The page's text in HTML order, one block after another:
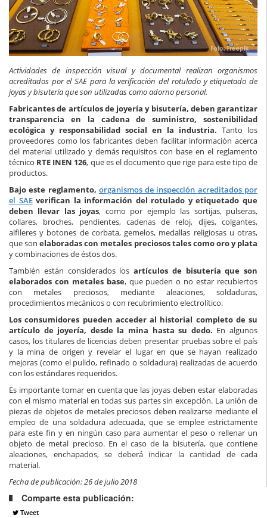
Actividades de inspección visual y documental realizan organismos
acreditados por el SAE para la verificación del rotulado y etiquetado de
joyas y bisutería que son utilizadas como adorno personal.
Fabricantes de artículos de joyería y bisutería, deben garantizar
transparencia en la cadena de suministro, sostenibilidad
ecológica y responsabilidad social en la industria. Tanto los
proveedores como los fabricantes deben facilitar información acerca
del material utilizado y demás requisitos con base en el reglamento
técnico RTE INEN 126, que es el documento que rige para este tipo de
productos.
Bajo este reglamento, organismos de inspección acreditados por
el SAEverifican la información del rotulado y etiquetado que
deben llevar las joyas, como por ejemplo las sortijas, pulseras,
collares, broches, pendientes, cadenas de reloj, dijes, colgantes,
alfileres y botones de corbata, gemelos, medallas religiosas u otras,
que sonelaboradas con metales preciosos tales como oro y plata
y combinaciones de éstos dos.
También están considerados los artículos de bisutería que son
elaborados con metales base, que pueden o no estar recubiertos
con metales preciosos, mediante aleaciones, soldaduras,
procedimientos mecánicos o con recubrimiento electrolítico.
Los consumidores pueden acceder al historial completo de su
artículo de joyería, desde la mina hasta su dedo. En algunos
casos, los titulares de licencias deben presentar pruebas sobre el país
y la mina de origen y revelar el lugar en que se hayan realizado
mejoras (como el pulido, refinado o soldadura) realizadas de acuerdo
con los estándares requeridos.
Es importante tomar en cuenta que las joyas deben estar elaboradas
con el mismo material en todas sus partes sin excepción. La unión de
piezas de objetos de metales preciosos deben realizarse mediante el
empleo de una soldadura adecuada, que se emplee estrictamente
para este fin y en ningún caso para aumentar el peso o rellenar un
objeto de metal precioso. En el caso de la bisutería, que contiene
aleaciones, enchapados, se deberá indicar la cantidad de cada
material.
Fecha de publicación: 26 de julio 2018
Comparte esta publicación:
Tweet